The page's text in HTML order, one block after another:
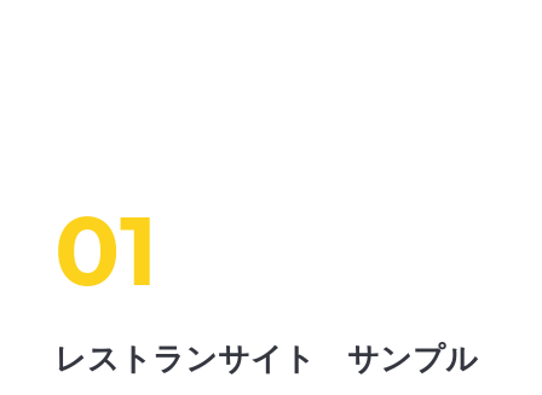
01
レストランサイト サンプル